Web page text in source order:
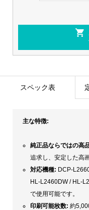
スペック表
主な特徴:
純正品ならではの高
追求し、安定した高
対応機種: DCP-
HL-L2460DW / HL-
で使用可能です。
印刷可能枚数: 約